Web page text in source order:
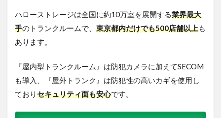
ハローストレージは全国に約10万室を展開する業界最大
手のトランクルームで、 東京都内だけでも500店舗以上も
あります。
『屋内型トランクルーム』は防犯カメラに加えてSECOM
も導入、『屋外トランク』は防犯性の高いカギを使用し
ておりセキュリティ面も安心です。